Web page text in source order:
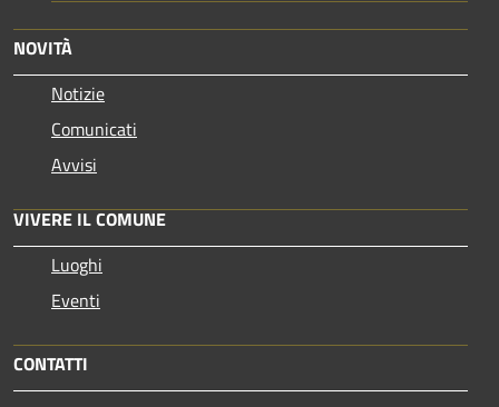
NOVITÀ
Notizie
Comunicati
Avvisi
VIVERE IL COMUNE
Luoghi
Eventi
CONTATTI